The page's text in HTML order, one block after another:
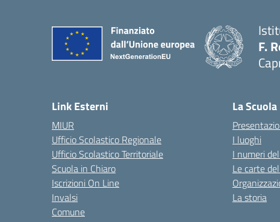
F.
Link Esterni
MIUR
Ufficio Scolastico Regionale
Ufficio Scolastico Territoriale
Scuola in Chiaro
Iscrizioni On Line
Invalsi
Comune
La Scuola
I luoghi
I numeri
Le carte
La storia